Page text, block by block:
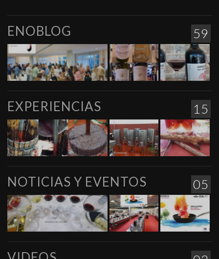
59
ENOBLOG
15
EXPERIENCIAS
05
NOTICIAS Y EVENTOS